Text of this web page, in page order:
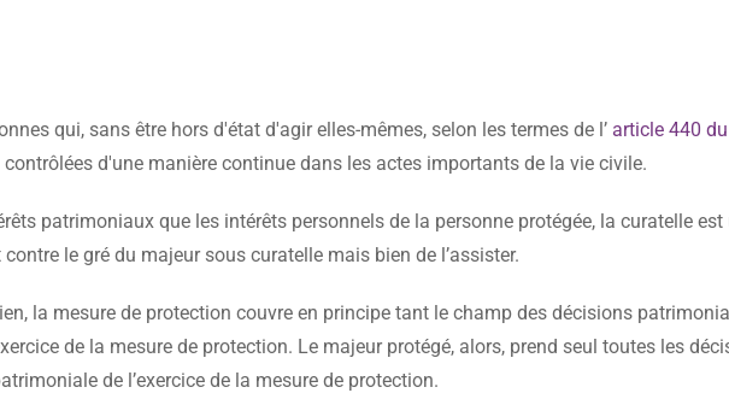
qui, sans être hors d'état d'agir elles-mêmes, selon les termes de l’ article 440
contrôlées d'une manière continue dans les actes importants de la vie civile.
patrimoniaux que les intérêts personnels de la personne protégée, la curatelle
le gré du majeur sous curatelle mais bien de l’assister.
la mesure de protection couvre en principe tant le champ des décisions
de la mesure de protection. Le majeur protégé, alors, prend seul toutes les
de l’exercice de la mesure de protection.